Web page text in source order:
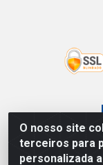
O nosso site
terceiros para
personalizada
Av